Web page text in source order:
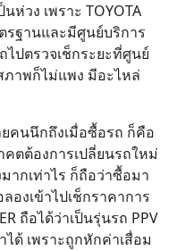
ห่วง เพราะ TOYOTA
รฐานและมีศูนย์บริการ
ไปตรวจเช็กระยะที่ศูนย์
ภาพก็ไม่แพง มีอะไหล่
คนนึกถึงเมื่อซื้อรถ ก็คือ
คตต้องการเปลี่ยนรถใหม่
ากเท่าไร ก็ถือว่าซื้อมา
องเข้าไปเช็กราคาการ
ถือได้ว่าเป็นรุ่นรถ PPV
ด้ เพราะถูกหักค่าเสื่อม